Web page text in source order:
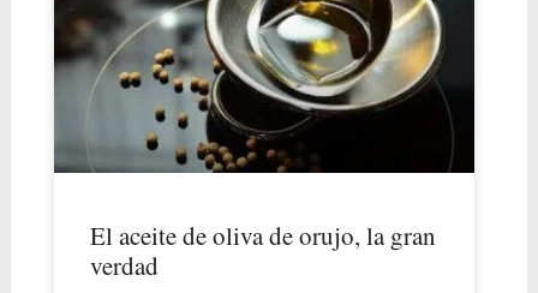
El aceite de oliva de orujo, la gran
verdad